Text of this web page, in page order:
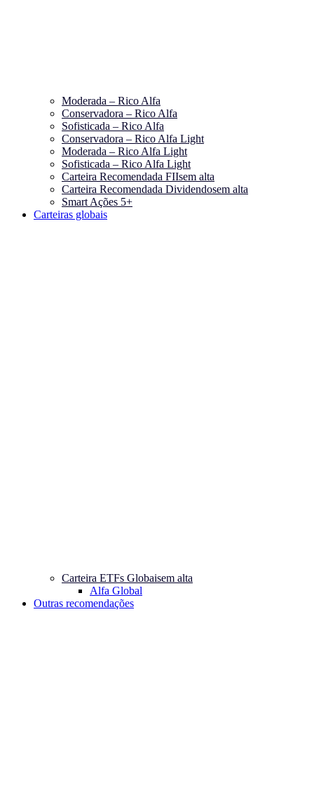
Moderada – Rico Alfa
Conservadora – Rico Alfa
Sofisticada – Rico Alfa
Conservadora – Rico Alfa Light
Moderada – Rico Alfa Light
Sofisticada – Rico Alfa Light
Carteira Recomendada FIIsem alta
Carteira Recomendada Dividendosem alta
Smart Ações 5+
Carteiras globais
Carteira ETFs Globaisem alta
Alfa Global
Outras recomendações